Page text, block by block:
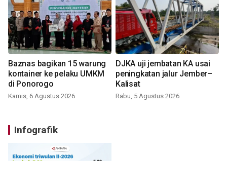
Baznas bagikan 15 warung
kontainer ke pelaku UMKM
di Ponorogo
Kamis, 6 Agustus 2026
DJKA uji jembatan KA usai
peningkatan jalur Jember–
Kalisat
Rabu, 5 Agustus 2026
Infografik